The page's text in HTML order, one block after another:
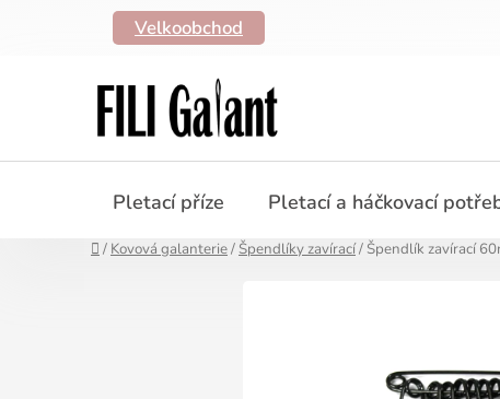
Velkoobchod
Pletací příze Pletací a háčkovací
Domů
/ Kovová galanterie/ Špendlíky zavírací/ Špendlík zavírací